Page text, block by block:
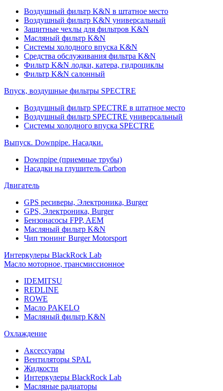
Воздушный фильтр K&N в штатное место
Воздушный фильтр K&N универсальный
Защитные чехлы для фильтров K&N
Масляный фильтр K&N
Системы холодного впуска K&N
Средства обслуживания фильтра K&N
Фильтр K&N лодки, катера, гидроциклы
Фильтр K&N салонный
Впуск, воздушные фильтры SPECTRE
Воздушный фильтр SPECTRE в штатное место
Воздушный фильтр SPECTRE универсальный
Системы холодного впуска SPECTRE
Выпуск. Downpipe. Насадки.
Downpipe (приемные трубы)
Насадки на глушитель Carbon
Двигатель
GPS ресиверы, Электроника, Burger
GPS, Электроника, Burger
Бензонасосы FPP, AEM
Масляный фильтр K&N
Чип тюнинг Burger Motorsport
Интеркулеры BlackRock Lab
Масло моторное, трансмиссионное
IDEMITSU
REDLINE
ROWE
Масло PAKELO
Масляный фильтр K&N
Охлаждение
Аксессуары
Вентиляторы SPAL
Жидкости
Интеркулеры BlackRock Lab
Масляные радиаторы